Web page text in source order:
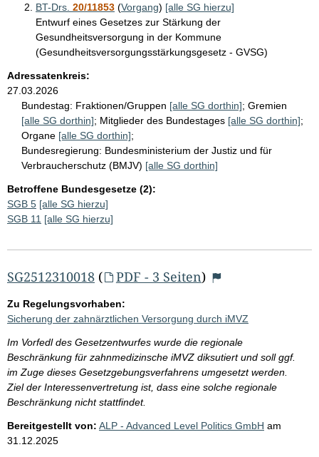
BT-Drs. 20/11853 (Vorgang) [alle SG hierzu]
Entwurf eines Gesetzes zur Stärkung der
Gesundheitsversorgung in der Kommune
(Gesundheitsversorgungsstärkungsgesetz - GVSG)
Adressatenkreis:
27.03.2026
Bundestag: Fraktionen/Gruppen [alle SG dorthin]; Gremien
[alle SG dorthin]; Mitglieder des Bundestages [alle SG dorthin];
Organe [alle SG dorthin];
Bundesregierung: Bundesministerium der Justiz und für
Verbraucherschutz (BMJV) [alle SG dorthin]
Betroffene Bundesgesetze (2):
SGB 5 [alle SG hierzu]
SGB 11 [alle SG hierzu]
SG2512310018 ( PDF - 3 Seiten)
Zu Regelungsvorhaben:
Sicherung der zahnärztlichen Versorgung durch iMVZ
Im Vorfedl des Gesetzentwurfes wurde die regionale
Beschränkung für zahnmedizinsche iMVZ diksutiert und soll ggf.
im Zuge dieses Gesetzgebungsverfahrens umgesetzt werden.
Ziel der Interessenvertretung ist, dass eine solche regionale
Beschränkung nicht stattfindet.
Bereitgestellt von: ALP - Advanced Level Politics GmbH am
31.12.2025